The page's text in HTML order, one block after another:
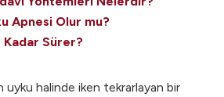
Apnesi Olur mu?
Kadar Sürer?
uyku halinde iken tekrarlayan bir